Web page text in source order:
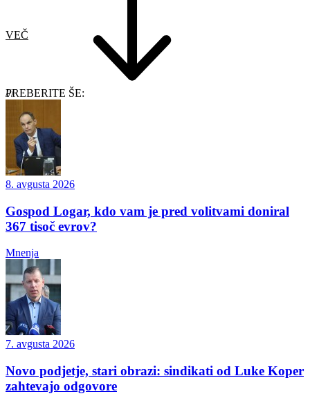
VEČ
PREBERITE ŠE:
8. avgusta 2026
Gospod Logar, kdo vam je pred volitvami doniral
367 tisoč evrov?
Mnenja
7. avgusta 2026
Novo podjetje, stari obrazi: sindikati od Luke Koper
zahtevajo odgovore